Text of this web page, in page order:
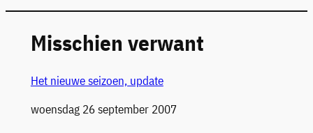
Misschien verwant
Het nieuwe seizoen, update
Datum
woensdag 26 september 2007